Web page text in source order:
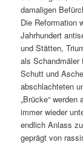
damaligen
Die Reformation
Jahrhundert
und Stätten,
als Schandmäler
Schutt und
abschlachteten
„Brücke“
immer wieder
endlich Anlass
geprägt von